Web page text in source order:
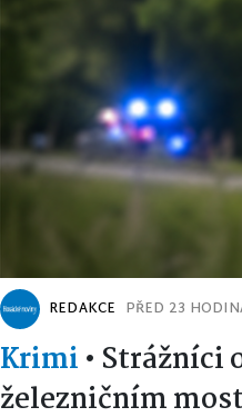
REDAKCE PŘED 23
Krimi • Strážníci
železničním